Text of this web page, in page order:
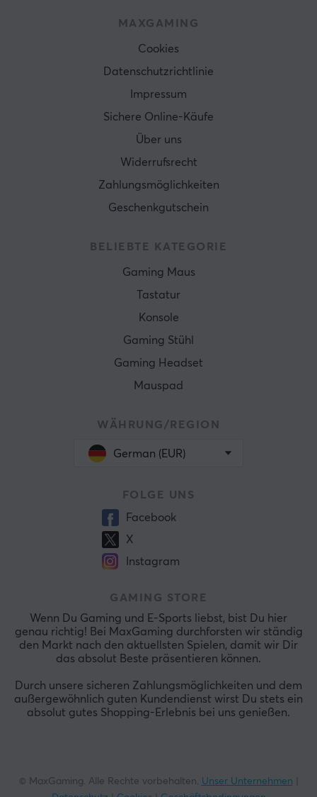
MAXGAMING
Cookies
Datenschutzrichtlinie
Impressum
Sichere Online-Käufe
Über uns
Widerrufsrecht
Zahlungsmöglichkeiten
Geschenkgutschein
BELIEBTE KATEGORIE
Gaming Maus
Tastatur
Konsole
Gaming Stühl
Gaming Headset
Mauspad
WÄHRUNG/REGION
German (EUR)
FOLGE UNS
Facebook
X
Instagram
GAMING STORE
Wenn Du Gaming und E-Sports liebst, bist Du hier
genau richtig! Bei MaxGaming durchforsten wir ständig
den Markt nach den aktuellsten Spielen, damit wir Dir
das absolut Beste präsentieren können.
Durch unsere sicheren Zahlungsmöglichkeiten und dem
außergewöhnlich guten Kundendienst wirst Du stets ein
absolut gutes Shopping-Erlebnis bei uns genießen.
© MaxGaming. Alle Rechte vorbehalten. Unser Unternehmen